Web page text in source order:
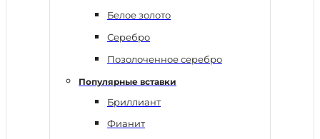
Белое золото
Серебро
Позолоченное серебро
Популярные вставки
Бриллиант
Фианит